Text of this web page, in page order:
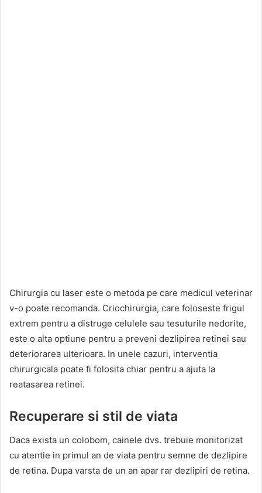
Chirurgia cu laser este o metoda pe care medicul veterinar
v-o poate recomanda. Criochirurgia, care foloseste frigul
extrem pentru a distruge celulele sau tesuturile nedorite,
este o alta optiune pentru a preveni dezlipirea retinei sau
deteriorarea ulterioara. In unele cazuri, interventia
chirurgicala poate fi folosita chiar pentru a ajuta la
reatasarea retinei.
Recuperare si stil de viata
Daca exista un colobom, cainele dvs. trebuie monitorizat
cu atentie in primul an de viata pentru semne de dezlipire
de retina. Dupa varsta de un an apar rar dezlipiri de retina.